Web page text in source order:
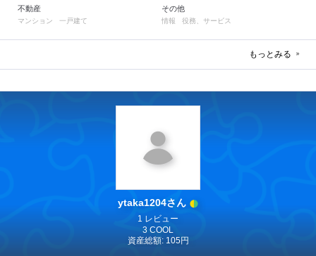
不動産
マンション 一戸建て
その他
情報 役務、サービス
もっとみる
ytaka1204さん
1 レビュー
3 COOL
資産総額: 105円